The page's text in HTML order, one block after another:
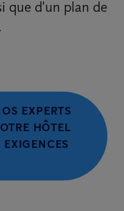
que d'un plan de
EXPERTS
HÔTEL